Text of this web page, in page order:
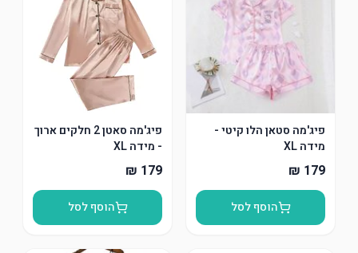
פיג'מה סטאן הלו קיטי -
מידה XL
הוסף לסל
פיג'מה סאטן 2 חלקים ארוך
- מידה XL
הוסף לסל